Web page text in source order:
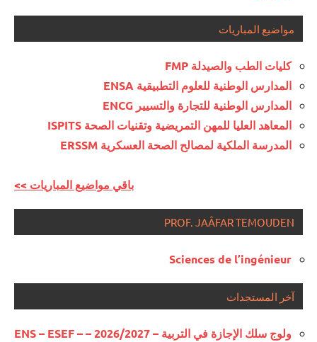
مواضيع المباريات
كليات الطب والصيدلة FMP
المدارس الوطنية للعلوم التطبيقية ENSA
المدارس الوطنية للتجارة والتسيير ENCG
المعاهد العليا للمهن التمريضية وتقنيات الصحة ISPITS
المدرسة الملكية لمصالح الصحة العسكرية ERSSM
<< باقي مواضيع المباريات
PROF. JAÂFAR TEMOUDEN
Sciences de l’ingénieur
آخر المستجدات
ولوج سلك الإجازة في التربية – 2026/2027 – ENS – ESEF –